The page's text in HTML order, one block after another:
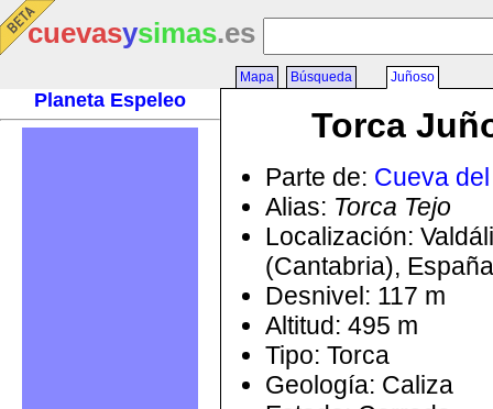
cuevasysimas.es
Planeta Espeleo
Mapa Búsqueda Juñoso
Torca
Parte de: Cueva
Alias: Torca Tejo
Localización:
(Cantabria), España
Desnivel: 117 m
Altitud: 495 m
Tipo: Torca
Geología: Caliza